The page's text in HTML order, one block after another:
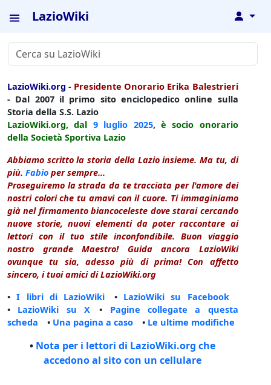
LazioWiki ↓
LazioWiki.org - Presidente Onorario Erika Balestrieri
- Dal 2007 il primo sito enciclopedico online sulla
Storia della S.S. Lazio
LazioWiki.org, dal 9 luglio 2025, è socio onorario
della Società Sportiva Lazio
Abbiamo scritto la storia della Lazio insieme. Ma tu, di
più. Fabio per sempre...
Proseguiremo la strada da te tracciata per l'amore dei
nostri colori che tu amavi con il cuore. Ti immaginiamo
già nel firmamento biancoceleste dove starai cercando
nuove storie, nuovi elementi da poter raccontare ai
lettori con il tuo stile inconfondibile. Buon viaggio
nostro grande Maestro! Guida ancora LazioWiki
ovunque tu sia, adesso più di prima! Con affetto
sincero, i tuoi amici di LazioWiki.org
•I libri di LazioWiki • LazioWiki su Facebook
• LazioWiki su X • Pagine collegate a questa
scheda • Una pagina a caso • Le ultime modifiche
• Nota per i lettori di LazioWiki.org che
accedono al sito con un cellulare